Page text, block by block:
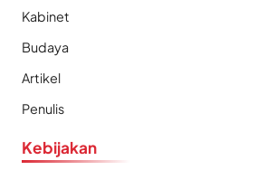
Kabinet
Budaya
Artikel
Penulis
Kebijakan